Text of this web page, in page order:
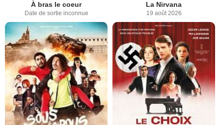
À bras le coeur
Date de sortie inconnue
La Nirvana
19 août 2026